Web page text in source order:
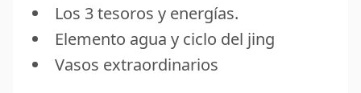
Los 3 tesoros y energías.
Elemento agua y ciclo del jing
Vasos extraordinarios